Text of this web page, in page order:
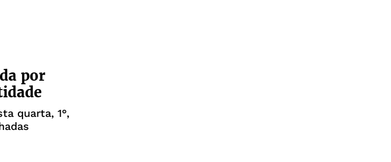
por
quarta, 1°,